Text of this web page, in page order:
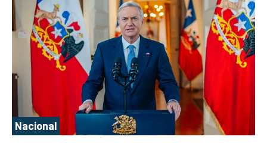
Nacional